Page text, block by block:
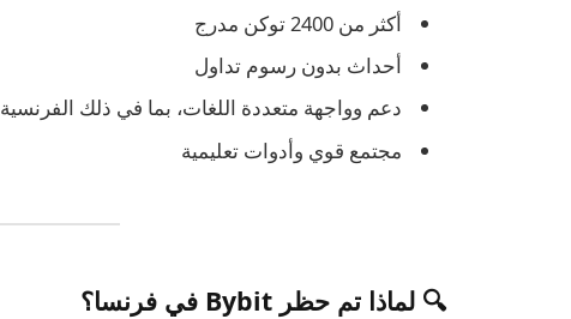
أكثر من 2400 توكن مدرج
أحداث بدون رسوم تداول
دعم وواجهة متعددة اللغات، بما في ذلك الفرنسية
مجتمع قوي وأدوات تعليمية
🔍 لماذا تم حظر Bybit في فرنسا؟